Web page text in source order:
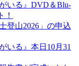
いる』DVD＆Blu-
！
登山2026」の申込
いる』本日10月31